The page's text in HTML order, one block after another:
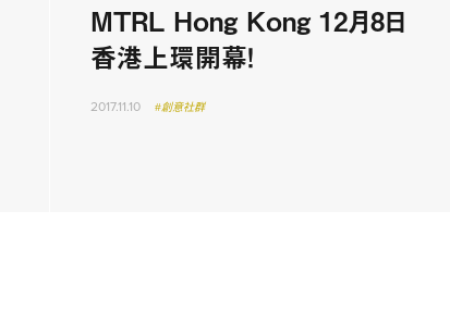
MTRL Hong Kong 12月8日
香港上環開幕！
2017.11.10 #創意社群